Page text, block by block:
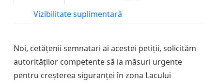
Vizibilitate suplimentară
Noi, cetățenii semnatari ai acestei petiții, solicităm
autorităților competente să ia măsuri urgente
pentru creșterea siguranței în zona Lacului